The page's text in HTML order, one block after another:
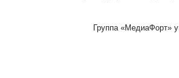
Группа «МедиаФорт»